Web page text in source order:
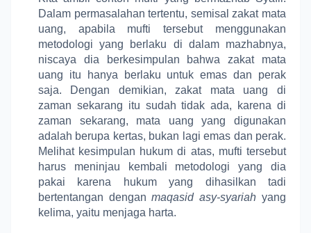
Dalam permasalahan tertentu, semisal zakat mata
uang, apabila mufti tersebut menggunakan
metodologi yang berlaku di dalam mazhabnya,
niscaya dia berkesimpulan bahwa zakat mata
uang itu hanya berlaku untuk emas dan perak
saja. Dengan demikian, zakat mata uang di
zaman sekarang itu sudah tidak ada, karena di
zaman sekarang, mata uang yang digunakan
adalah berupa kertas, bukan lagi emas dan perak.
Melihat kesimpulan hukum di atas, mufti tersebut
harus meninjau kembali metodologi yang dia
pakai karena hukum yang dihasilkan tadi
bertentangan denganmaqasid asy-syariah yang
kelima, yaitu menjaga harta.